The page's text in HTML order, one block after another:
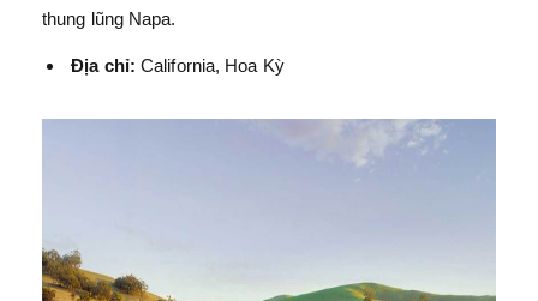
thung lũng Napa.
Địa chỉ: California, Hoa Kỳ